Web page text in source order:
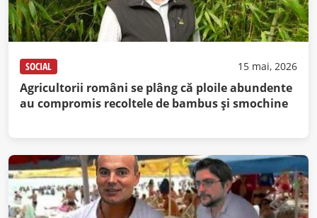
SOCIAL 15 mai, 2026
Agricultorii români se plâng că ploile abundente
au compromis recoltele de bambus și smochine